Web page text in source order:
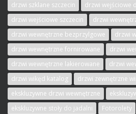
drzwi szklane szczecin
drzwi wejściowe
drzwi wejściowe szczecin
drzwi
drzwi wewnętrzne bezprzylgowe
drzwi
drzwi wewnętrzne fornirowane
drzwi
drzwi wewnętrzne lakierowane
drzwi
drzwi wikęd katalog
drzwi zewnętrzne
ekskluzywne drzwi wewnętrzne
ekskluzywne stoły do jadalni
Fotorolety